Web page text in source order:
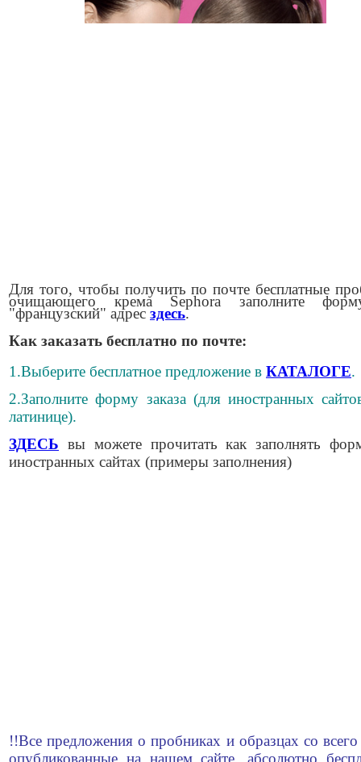
Для того, чтобы получить по почте бесплатные
очищающего крема Sephora заполните
"французский" адрес здесь.
Как заказать бесплатно по почте:
1.Выберите бесплатное предложение в КАТАЛОГЕ.
2.Заполните форму заказа (для иностранных
латинице).
ЗДЕСЬ вы можете прочитать как заполнять
иностранных сайтах (примеры заполнения)
!!Все предложения о пробниках и образцах со
опубликованные на нашем сайте, абсолютно